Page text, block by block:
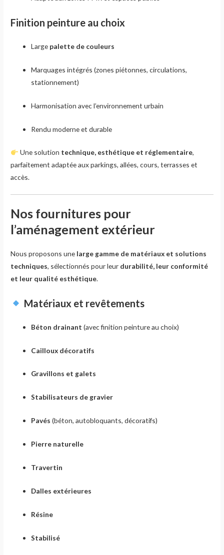
Finition peinture au choix
Large palette de couleurs
Marquages intégrés (zones piétonnes, circulations,
stationnement)
Harmonisation avec l’environnement urbain
Rendu moderne et durable
Une solution technique, esthétique et réglementaire,
parfaitement adaptée aux parkings, allées, cours, terrasses et
accès.
Nos fournitures pour
l’aménagement extérieur
Nous proposons une large gamme de matériaux et solutions
techniques, sélectionnés pour leur durabilité, leur conformité
et leur qualité esthétique.
Matériaux et revêtements
Béton drainant (avec finition peinture au choix)
Cailloux décoratifs
Gravillons et galets
Stabilisateurs de gravier
Pavés (béton, autobloquants, décoratifs)
Pierre naturelle
Travertin
Dalles extérieures
Résine
Stabilisé